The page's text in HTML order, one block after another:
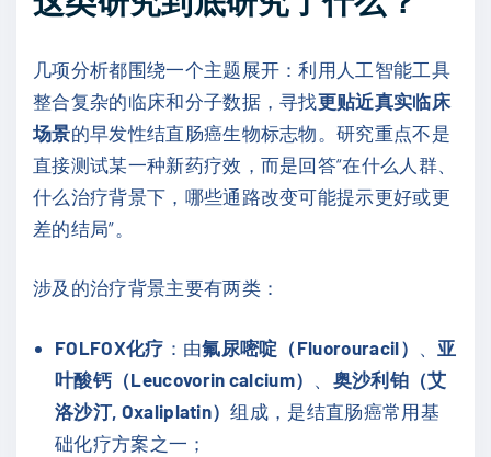
几项分析都围绕一个主题展开：利用人工智能工具
整合复杂的临床和分子数据，寻找更贴近真实临床
场景的早发性结直肠癌生物标志物。研究重点不是
直接测试某一种新药疗效，而是回答“在什么人群、
什么治疗背景下，哪些通路改变可能提示更好或更
差的结局”。
涉及的治疗背景主要有两类：
FOLFOX化疗 ：由氟尿嘧啶（Fluorouracil）
亚
叶酸钙（Leucovorin calcium）
奥沙利铂（艾
洛沙汀, Oxaliplatin）组成，是结直肠癌常用基
础化疗方案之一；